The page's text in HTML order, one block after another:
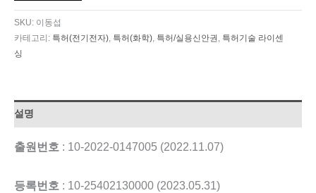
SKU: 이동섭
카테고리: 특허(전기전자), 특허(화학), 특허/실용신안권 , 특허기술 라이센
싱
설명
출원번호 : 10-2022-0147005 (2022.11.07)
등록번호 : 10-25402130000 (2023.05.31)